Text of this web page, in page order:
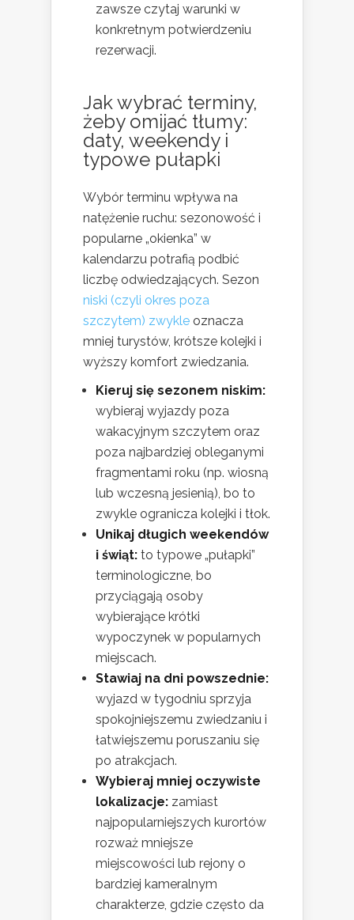
zawsze czytaj warunki w
konkretnym potwierdzeniu
rezerwacji.
Jak wybrać terminy,
żeby omijać tłumy:
daty, weekendy i
typowe pułapki
Wybór terminu wpływa na
natężenie ruchu: sezonowość i
popularne „okienka” w
kalendarzu potrafią podbić
liczbę odwiedzających. Sezon
niski (czyli okres poza
szczytem) zwykle oznacza
mniej turystów, krótsze kolejki i
wyższy komfort zwiedzania.
Kieruj się sezonem niskim:
wybieraj wyjazdy poza
wakacyjnym szczytem oraz
poza najbardziej obleganymi
fragmentami roku (np. wiosną
lub wczesną jesienią), bo to
zwykle ogranicza kolejki i tłok.
Unikaj długich weekendów
i świąt: to typowe „pułapki”
terminologiczne, bo
przyciągają osoby
wybierające krótki
wypoczynek w popularnych
miejscach.
Stawiaj na dni powszednie:
wyjazd w tygodniu sprzyja
spokojniejszemu zwiedzaniu i
łatwiejszemu poruszaniu się
po atrakcjach.
Wybieraj mniej oczywiste
lokalizacje: zamiast
najpopularniejszych kurortów
rozważ mniejsze
miejscowości lub rejony o
bardziej kameralnym
charakterze, gdzie często da